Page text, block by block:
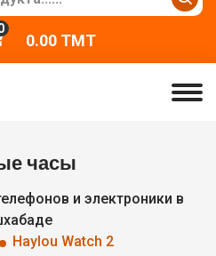
0.00TMT
часы
и электроники в
Haylou Watch 2